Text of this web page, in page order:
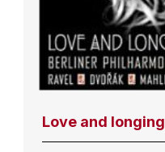
Love and longing